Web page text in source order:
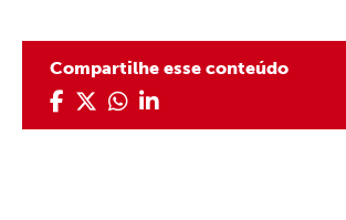
Compartilhe esse conteúdo